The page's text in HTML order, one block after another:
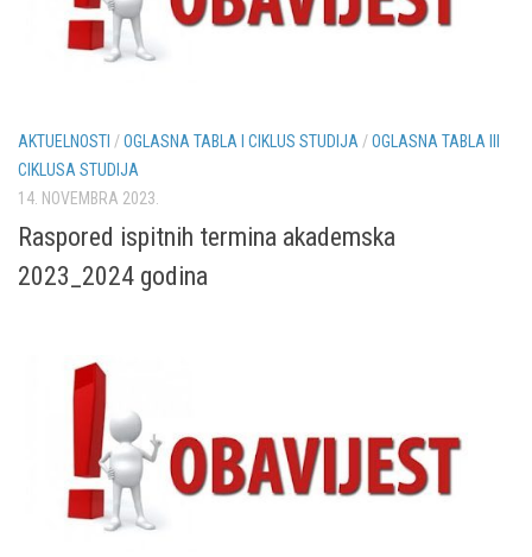
AKTUELNOSTI /OGLASNA TABLA I CIKLUS STUDIJA /OGLASNA TABLA III
CIKLUSA STUDIJA
14. NOVEMBRA 2023.
Raspored ispitnih termina akademska
2023_2024 godina